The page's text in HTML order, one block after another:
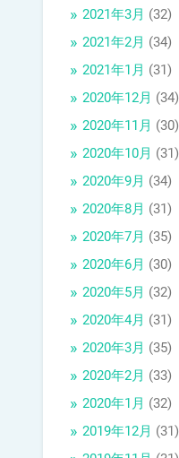
2021年3月 (32)
2021年2月 (34)
2021年1月 (31)
2020年12月 (34)
2020年11月 (30)
2020年10月 (31)
2020年9月 (34)
2020年8月 (31)
2020年7月 (35)
2020年6月 (30)
2020年5月 (32)
2020年4月 (31)
2020年3月 (35)
2020年2月 (33)
2020年1月 (32)
2019年12月 (31)